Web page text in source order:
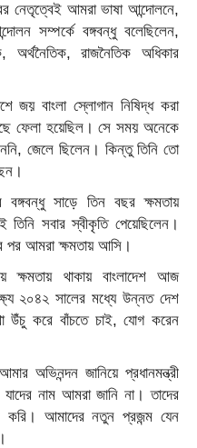
নেতৃত্বেই আমরা ভাষা আন্দোলনে,
সম্পর্কে বঙ্গবন্ধু বলেছিলেন,
রাজনৈতিক অধিকার
জয় বাংলা স্লোগান নিষিদ্ধ করা
ফেলা হয়েছিল। সে সময় অনেকে
জেলে ছিলেন। কিন্তু তিনি তো
বঙ্গবন্ধু সাড়ে তিন বছর ক্ষমতায়
সবার স্বীকৃতি পেয়েছিলেন।
পর আমরা ক্ষমতায় আসি।
ক্ষমতায় থাকায় বাংলাদেশ আজ
২০৪২ সালের মধ্যে উন্নত দেশ
উঁচু করে বাঁচতে চাই, যোগ করেন
অভিনন্দন জানিয়ে প্রধানমন্ত্রী
নাম আমরা জানি না। তাদের
করি। আমাদের নতুন প্রজন্ম যেন